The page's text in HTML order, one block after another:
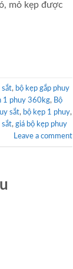
mỏ kẹp được
sắt, bộ kẹp gắp phuy
1 phuy 360kg, Bộ
sắt, bộ kẹp 1 phuy,
sắt, giá bộ kẹp phuy
Leave a comment